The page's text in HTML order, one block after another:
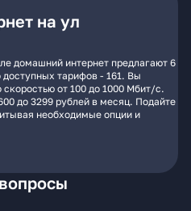
на ул
домашний интернет предлагают 6
тарифов - 161. Вы
от 100 до 1000 Мбит/с.
до 3299 рублей в месяц. Подайте
необходимые опции и